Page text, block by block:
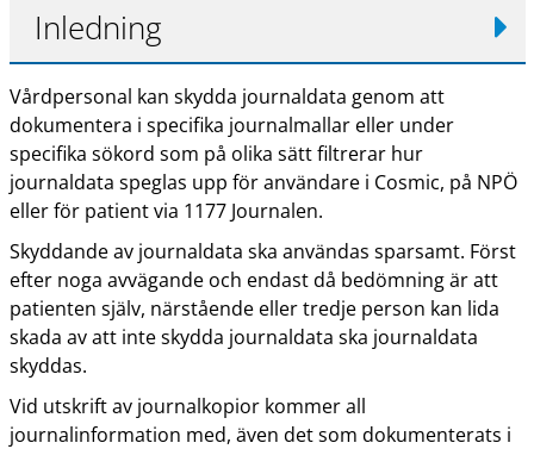
Inledning
Vårdpersonal kan skydda journaldata genom att
dokumentera i specifika journalmallar eller under
specifika sökord som på olika sätt filtrerar hur
journaldata speglas upp för användare i Cosmic, på NPÖ
eller för patient via 1177 Journalen.
Skyddande av journaldata ska användas sparsamt. Först
efter noga avvägande och endast då bedömning är att
patienten själv, närstående eller tredje person kan lida
skada av att inte skydda journaldata ska journaldata
skyddas.
Vid utskrift av journalkopior kommer all
journalinformation med, även det som dokumenterats i